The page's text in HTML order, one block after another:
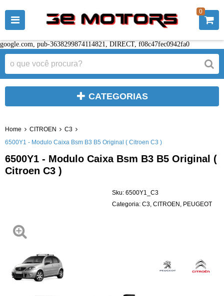
google.com, pub-3638299874114821, DIRECT, f08c47fec0942fa0
0
CATEGORIAS
Home CITROEN
C3
6500Y1 - Modulo Caixa Bsm B3 B5 Original ( Citroen C3 )
6500Y1 - Modulo Caixa Bsm B3 B5 Original (
Citroen C3 )
Sku: 6500Y1_C3
Categoria: C3 CITROEN PEUGEOT